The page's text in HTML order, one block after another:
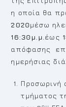
η οποία θα
2020μέσω
16:30μ.μ. έως
απόφασης
ημερήσιας
Προσωρινή
τμήματος